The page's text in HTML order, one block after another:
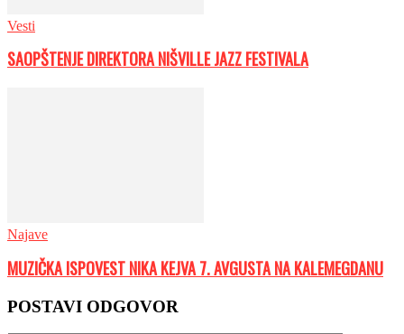
Vesti
SAOPŠTENJE DIREKTORA NIŠVILLE JAZZ FESTIVALA
Najave
MUZIČKA ISPOVEST NIKA KEJVA 7. AVGUSTA NA KALEMEGDANU
POSTAVI ODGOVOR